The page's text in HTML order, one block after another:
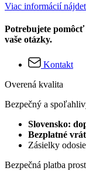
Viac informácií
Potrebujete pomôcť
vaše otázky.
Kontakt
Overená kvalita
Bezpečný a
Slovensko:
Bezplatné
Zásielky
Bezpečná platba